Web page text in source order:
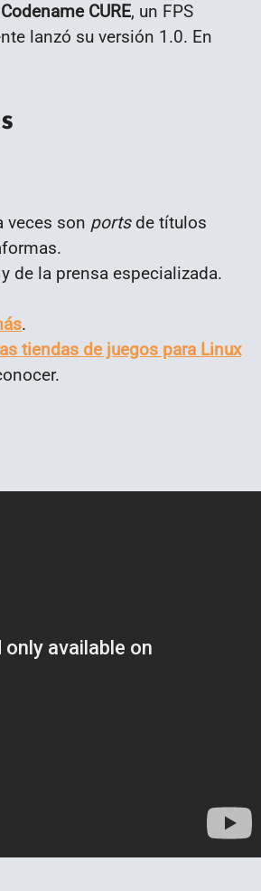
Codename CURE, un FPS
lanzó su versión 1.0. En
veces son portsde títulos
de la prensa especializada.
.
tiendas de juegos para Linux